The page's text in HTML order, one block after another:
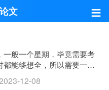
≡
文
般一个星期，毕竟需要考
能够想全，所以需要一个
12-08